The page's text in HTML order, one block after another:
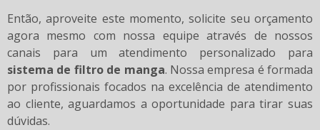
Então, aproveite este momento, solicite seu orçamento
agora mesmo com nossa equipe através de nossos
canais para um atendimento personalizado para
sistema de filtro de manga. Nossa empresa é formada
por profissionais focados na excelência de atendimento
ao cliente, aguardamos a oportunidade para tirar suas
dúvidas.